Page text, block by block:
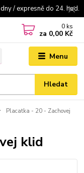
/ expresně do 24. hod.
Menu
Hledat
0 ks
za 0,00 Kč
Placatka - 20 - Zachovej
klid